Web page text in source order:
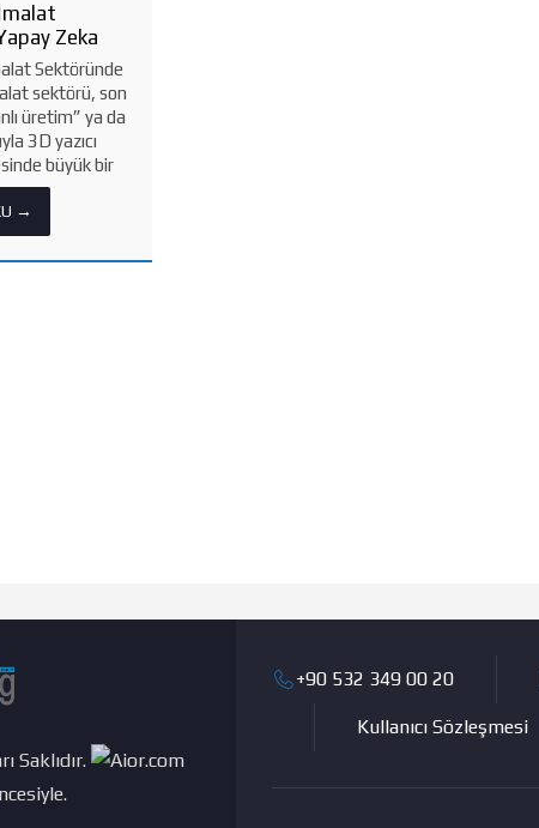
İmalat
Zeka
Sektöründe
sektörü, son
üretim” ya da
3D yazıcı
büyük bir
Geleneksel
çoğunlukla
→
Saklıdır.
+90 532 349 00 20
Kullanıcı Sözleşmesi